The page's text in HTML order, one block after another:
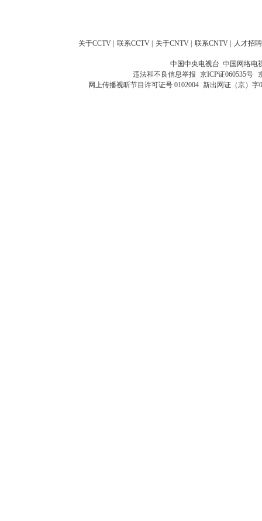
关于CCTV 联系CCTV 关于CNTV 联系CNTV 人才招聘
中国中央电视台 中国网络电
违法和不良信息举报 京ICP证060535号
网上传播视听节目许可证号 0102004 新出网证（京）